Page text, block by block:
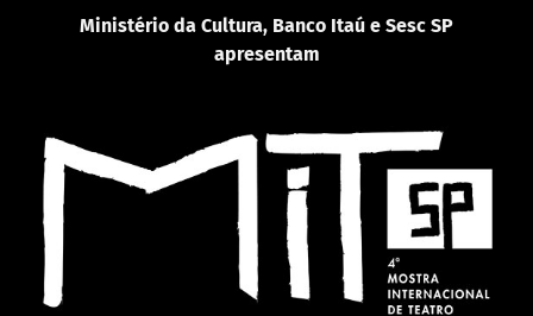
Ministério da Cultura, Banco Itaú e Sesc SP
apresentam